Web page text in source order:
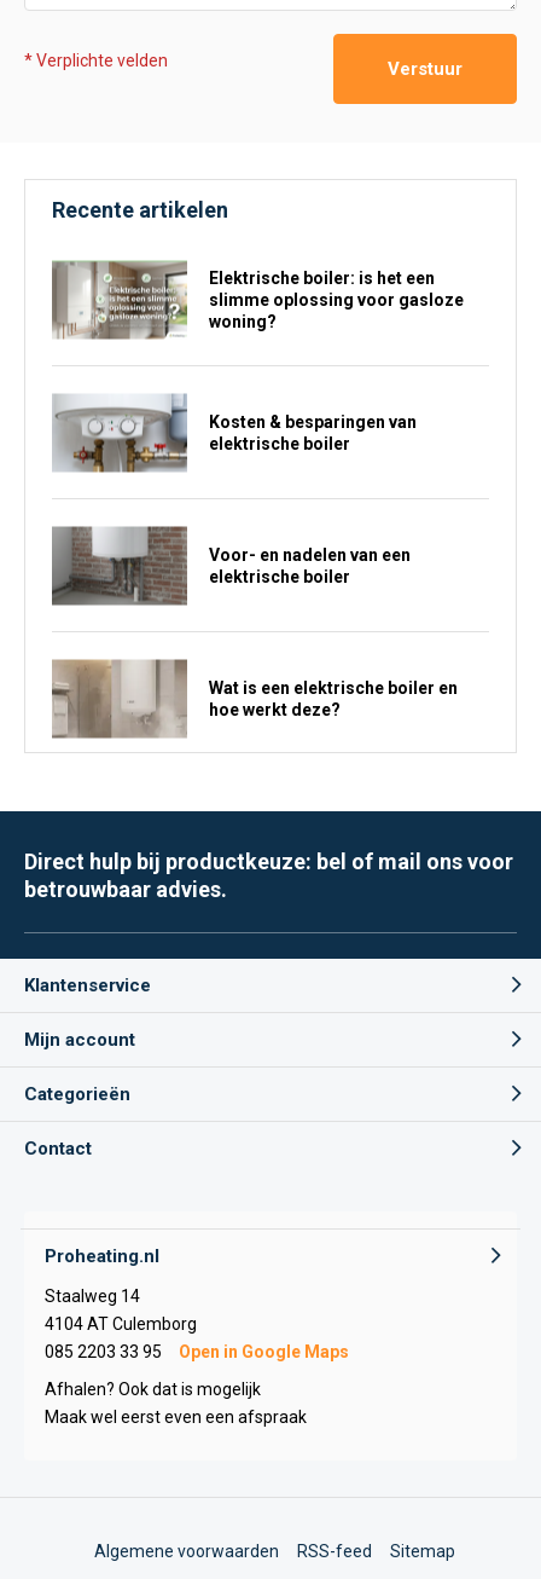
* Verplichte velden Verstuur
Recente artikelen
Elektrische boiler: is het een
slimme oplossing voor gasloze
woning?
Kosten & besparingen van
elektrische boiler
Voor- en nadelen van een
elektrische boiler
Wat is een elektrische boiler en
hoe werkt deze?
Direct hulp bij productkeuze: bel of mail ons voor
betrouwbaar advies.
Klantenservice
Mijn account
Categorieën
Contact
Proheating.nl
Staalweg 14
4104 AT Culemborg
085 2203 33 95
Open in Google Maps
Afhalen? Ook dat is mogelijk
Maak wel eerst even een afspraak
Algemene voorwaarden RSS-feed Sitemap